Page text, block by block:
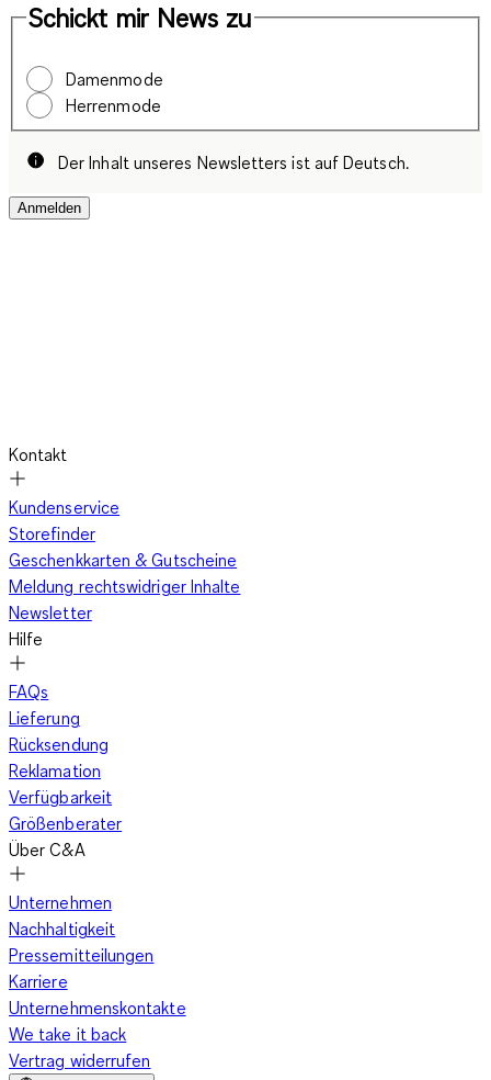
Schickt mir News zu
Damenmode
Herrenmode
Der Inhalt unseres Newsletters ist auf Deutsch.
Anmelden
Kontakt
Kundenservice
Storefinder
Geschenkkarten & Gutscheine
Meldung rechtswidriger Inhalte
Newsletter
Hilfe
FAQs
Lieferung
Rücksendung
Reklamation
Verfügbarkeit
Größenberater
Über C&A
Unternehmen
Nachhaltigkeit
Pressemitteilungen
Karriere
Unternehmenskontakte
We take it back
Vertrag widerrufen